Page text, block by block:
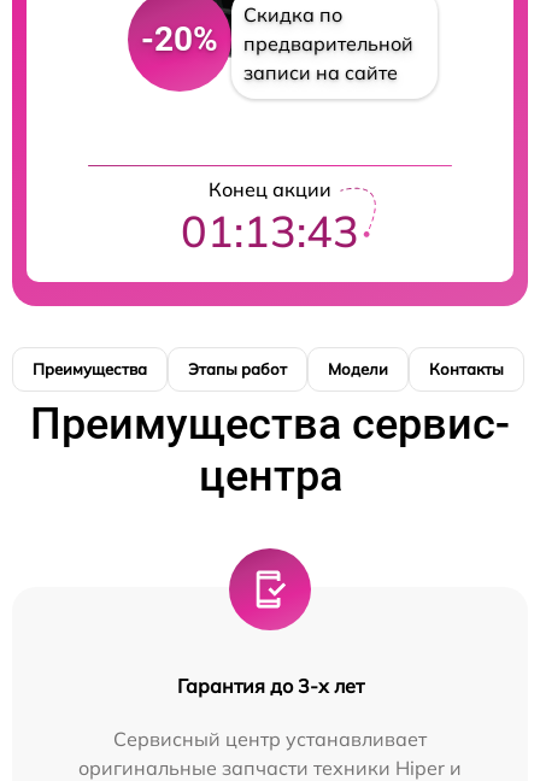
-20%
Скидка по
предварительной
записи на сайте
Конец акции
01:13:42
Преимущества Этапы работ Модели Контакты
Преимущества сервис-
центра
Гарантия до 3-х лет
Сервисный центр устанавливает
оригинальные запчасти техники Hiper и